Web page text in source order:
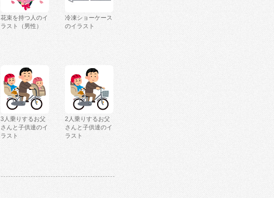
花束を持つ人のイ
ラスト（男性）
冷凍ショーケース
のイラスト
3人乗りするお父
さんと子供達のイ
ラスト
2人乗りするお父
さんと子供達のイ
ラスト